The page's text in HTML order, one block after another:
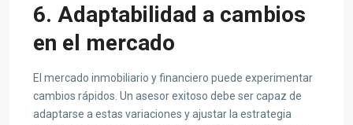
6. Adaptabilidad a cambios
en el mercado
El mercado inmobiliario y financiero puede experimentar
cambios rápidos. Un asesor exitoso debe ser capaz de
adaptarse a estas variaciones y ajustar la estrategia